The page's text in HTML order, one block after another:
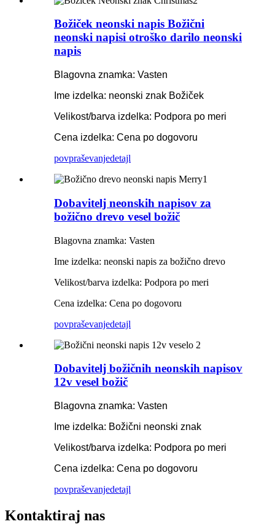
Božiček neonski napis Božični
neonski napisi otroško darilo neonski
napis
Blagovna znamka: Vasten
Ime izdelka: neonski znak Božiček
Velikost/barva izdelka: Podpora po meri
Cena izdelka: Cena po dogovoru
povpraševanjedetajl
Dobavitelj neonskih napisov za
božično drevo vesel božič
Blagovna znamka: Vasten
Ime izdelka: neonski napis za božično drevo
Velikost/barva izdelka: Podpora po meri
Cena izdelka: Cena po dogovoru
povpraševanjedetajl
Dobavitelj božičnih neonskih napisov
12v vesel božič
Blagovna znamka: Vasten
Ime izdelka: Božični neonski znak
Velikost/barva izdelka: Podpora po meri
Cena izdelka: Cena po dogovoru
povpraševanjedetajl
Kontaktiraj nas